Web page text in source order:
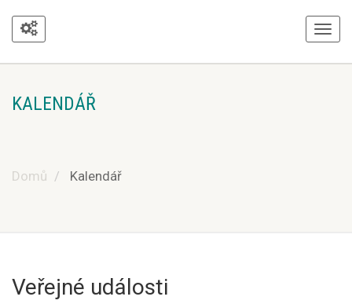
KALENDÁŘ
Domů Kalendář
Veřejné události